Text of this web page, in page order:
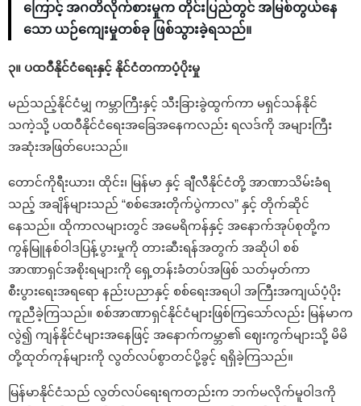
ကြောင့် အဂတိလိုက်စားမှုက တိုင်းပြည်တွင် အမြစ်တွယ်နေ
သော ယဉ်ကျေးမှုတစ်ခု ဖြစ်သွားခဲ့ရသည်။
၃။ ပထဝီနိုင်ငံရေးနှင့် နိုင်ငံတကာပံ့ပိုးမှု
မည်သည့်နိုင်ငံမျှ ကမ္ဘာကြီးနှင့် သီးခြားခွဲထွက်ကာ မရှင်သန်နိုင်
သကဲ့သို့ ပထဝီနိုင်ငံရေးအခြေအနေကလည်း ရလဒ်ကို အများကြီး
အဆုံးအဖြတ်ပေးသည်။
တောင်ကိုရီးယား၊ ထိုင်း၊ မြန်မာ နှင့် ချီလီနိုင်ငံတို့ အာဏာသိမ်းခံရ
သည့် အချိန်များသည် “စစ်အေးတိုက်ပွဲကာလ” နှင့် တိုက်ဆိုင်
နေသည်။ ထိုကာလများတွင် အမေရိကန်နှင့် အနောက်အုပ်စုတို့က
ကွန်မြူနစ်ဝါဒပြန့်ပွားမှုကို တားဆီးရန်အတွက် အဆိုပါ စစ်
အာဏာရှင်အစိုးရများကို ရှေ့တန်းခံတပ်အဖြစ် သတ်မှတ်ကာ
စီးပွားရေးအရရော နည်းပညာနှင့် စစ်ရေးအရပါ အကြီးအကျယ်ပံ့ပိုး
ကူညီခဲ့ကြသည်။ စစ်အာဏာရှင်နိုင်ငံများဖြစ်ကြသော်လည်း မြန်မာက
လွဲ၍ ကျန်နိုင်ငံများအနေဖြင့် အနောက်ကမ္ဘာ၏ ဈေးကွက်များသို့ မိမိ
တို့ထုတ်ကုန်များကို လွတ်လပ်စွာတင်ပို့ခွင့် ရရှိခဲ့ကြသည်။
မြန်မာနိုင်ငံသည် လွတ်လပ်ရေးရကတည်းက ဘက်မလိုက်မူဝါဒကို